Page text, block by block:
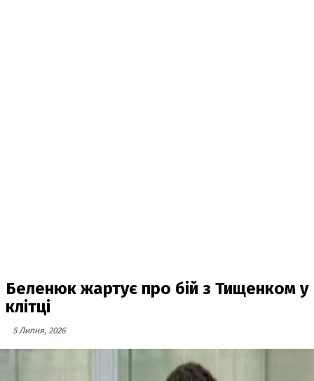
Беленюк жартує про бій з Тищенком у
клітці
5 Липня, 2026